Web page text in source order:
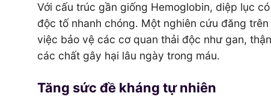
Với cấu trúc gần giống Hemoglobin, diệp lục
độc tố nhanh chóng. Một nghiên cứu đăng trên
việc bảo vệ các cơ quan thải độc như gan,
các chất gây hại lâu ngày trong máu.
Tăng sức đề kháng tự nhiên